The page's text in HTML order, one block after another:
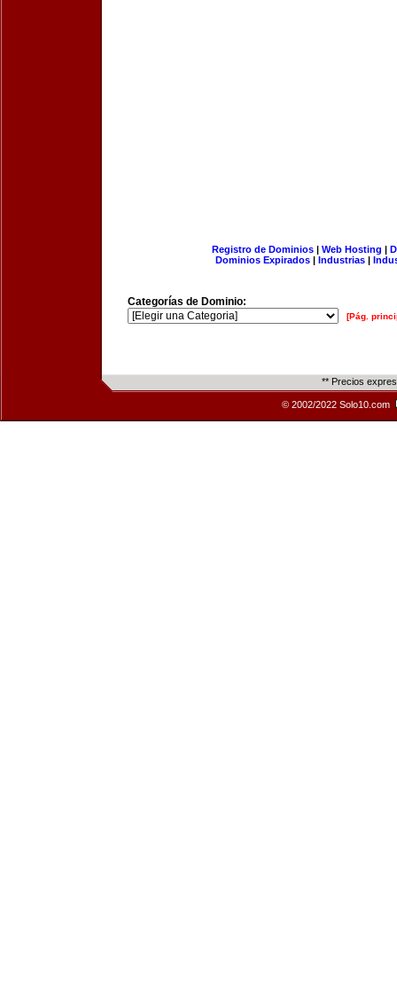
Registro de Dominios| Web Hosting |
Dominios Expirados | Industrias |
Categorías de Dominio:
[Pág.
** Precios
© 2002/2022 Solo10.com